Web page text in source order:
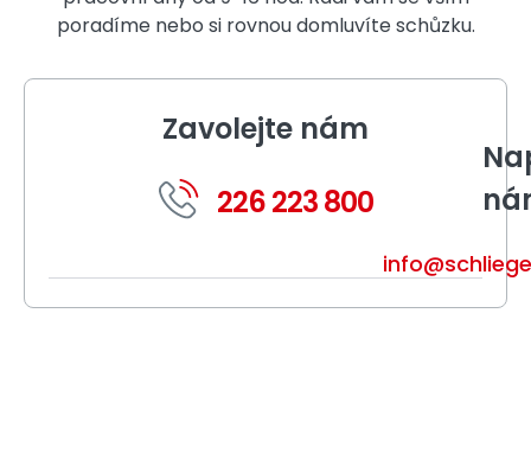
poradíme nebo si rovnou domluvíte schůzku.
Zavolejte nám
226 223 800